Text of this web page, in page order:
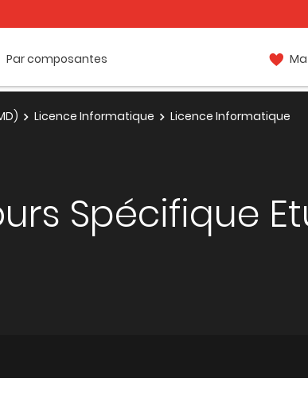
Par composantes
Licence Informatique
Licence Informatique
Spécifique